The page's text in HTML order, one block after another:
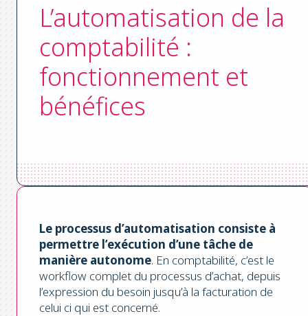
L’automatisation de la
comptabilité :
fonctionnement et
bénéfices
Le processus d’automatisation consiste à
permettre l’exécution d’une tâche de
manière autonome. En comptabilité, c’est le
workflow complet du processus d’achat, depuis
l’expression du besoin jusqu’à la facturation de
celui ci qui est concerné.